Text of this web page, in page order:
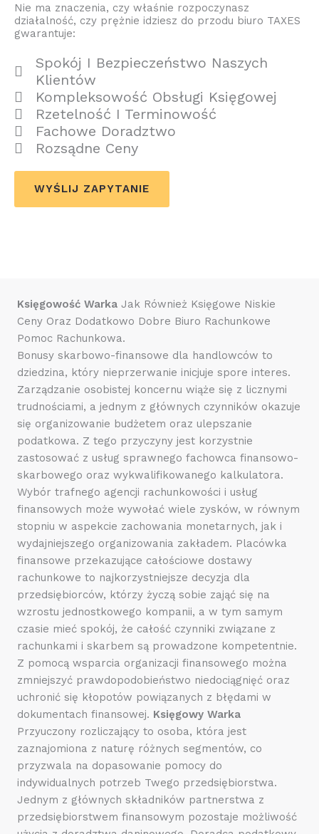
Nie ma znaczenia, czy właśnie rozpoczynasz
działalność, czy prężnie idziesz do przodu biuro TAXES
gwarantuje:
Spokój I Bezpieczeństwo Naszych
Klientów
Kompleksowość Obsługi Księgowej
Rzetelność I Terminowość
Fachowe Doradztwo
Rozsądne Ceny
WYŚLIJ ZAPYTANIE
Księgowość Warka Jak Również Księgowe Niskie
Ceny Oraz Dodatkowo Dobre Biuro Rachunkowe
Pomoc Rachunkowa.
Bonusy skarbowo-finansowe dla handlowców to
dziedzina, który nieprzerwanie inicjuje spore interes.
Zarządzanie osobistej koncernu wiąże się z licznymi
trudnościami, a jednym z głównych czynników okazuje
się organizowanie budżetem oraz ulepszanie
podatkowa. Z tego przyczyny jest korzystnie
zastosować z usług sprawnego fachowca finansowo-
skarbowego oraz wykwalifikowanego kalkulatora.
Wybór trafnego agencji rachunkowości i usług
finansowych może wywołać wiele zysków, w równym
stopniu w aspekcie zachowania monetarnych, jak i
wydajniejszego organizowania zakładem. Placówka
finansowe przekazujące całościowe dostawy
rachunkowe to najkorzystniejsze decyzja dla
przedsiębiorców, którzy życzą sobie zająć się na
wzrostu jednostkowego kompanii, a w tym samym
czasie mieć spokój, że całość czynniki związane z
rachunkami i skarbem są prowadzone kompetentnie.
Z pomocą wsparcia organizacji finansowego można
zmniejszyć prawdopodobieństwo niedociągnięć oraz
uchronić się kłopotów powiązanych z błędami w
dokumentach finansowej. Księgowy Warka
Przyuczony rozliczający to osoba, która jest
zaznajomiona z naturę różnych segmentów, co
przyzwala na dopasowanie pomocy do
indywidualnych potrzeb Twego przedsiębiorstwa.
Jednym z głównych składników partnerstwa z
przedsiębiorstwem finansowym pozostaje możliwość